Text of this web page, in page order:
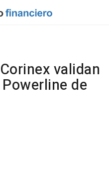
validan
de